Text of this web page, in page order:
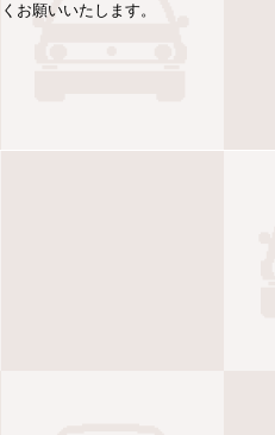
お願いいたします。